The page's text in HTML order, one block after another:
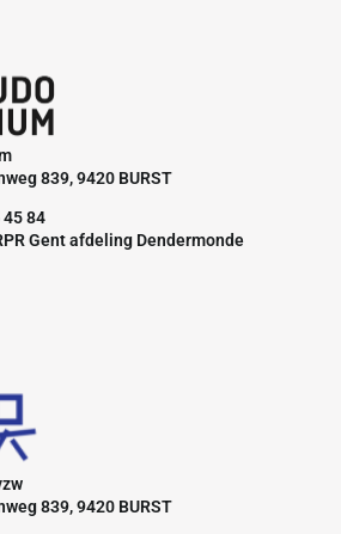
839, 9420 BURST
84
Gent afdeling Dendermonde
839, 9420 BURST